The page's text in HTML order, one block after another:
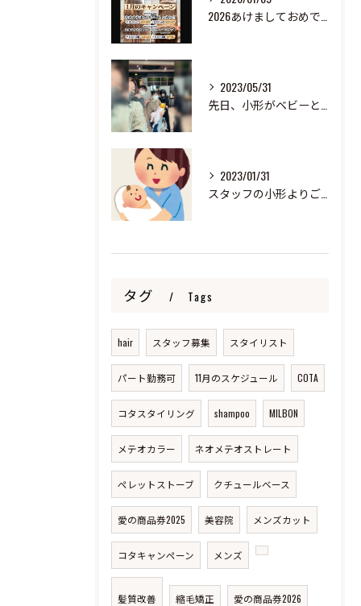
2023/05/31
2023/01/31
タグ Tags
hair スタッフ募集 スタイリスト
パート勤務可 11月のスケジュール COTA
コタスタイリング shampoo MILBON
メテオカラー ネオメテオストレート
ペレットストーブ クチュールベース
愛の商品券2025 美容院 メンズカット
コタキャンペーン メンズ
髪質改善 縮毛矯正 愛の商品券2026